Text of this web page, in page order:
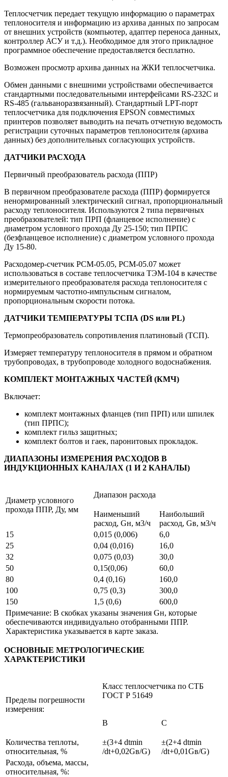
Теплосчетчик передает текущую информацию о параметрах
теплоносителя и информацию из архива данных по запросам
от внешних устройств (компьютер, адаптер переноса данных,
контроллер АСУ и т.д.). Необходимое для этого прикладное
программное обеспечение предоставляется бесплатно.
Возможен просмотр архива данных на ЖКИ теплосчетчика.
Обмен данными с внешними устройствами обеспечивается
стандартными последовательными интерфейсами RS-232С и
RS-485 (гальваноразвязанный). Стандартный LPT-порт
теплосчетчика для подключения EPSON совместимых
принтеров позволяет выводить на печать отчетную ведомость
регистрации суточных параметров теплоносителя (архива
данных) без дополнительных согласующих устройств.
ДАТЧИКИ РАСХОДА
Первичный преобразователь расхода (ППР)
В первичном преобразователе расхода (ППР) формируется
ненормированный электрический сигнал, пропорциональный
расходу теплоносителя. Используются 2 типа первичных
преобразователей: тип ПРП (фланцевое исполнение) с
диаметром условного прохода Ду 25-150; тип ПРПС
(безфланцевое исполнение) с диаметром условного прохода
Ду 15-80.
Расходомер-счетчик РСМ-05.05, РСМ-05.07 может
использоваться в составе теплосчетчика ТЭМ-104 в качестве
измерительного преобразователя расхода теплоносителя с
нормируемым частотно-импульсным сигналом,
пропорциональным скорости потока.
ДАТЧИКИ ТЕМПЕРАТУРЫ ТСПА (DS или PL)
Термопреобразователь сопротивления платиновый (ТСП).
Измеряет температуру теплоносителя в прямом и обратном
трубопроводах, в трубопроводе холодного водоснабжения.
КОМПЛЕКТ МОНТАЖНЫХ ЧАСТЕЙ (КМЧ)
Включает:
комплект монтажных фланцев (тип ПРП) или шпилек
(тип ПРПС);
комплект гильз защитных;
комплект болтов и гаек, паронитовых прокладок.
ДИАПАЗОНЫ ИЗМЕРЕНИЯ РАСХОДОВ В
ИНДУКЦИОННЫХ КАНАЛАХ (1 И 2 КАНАЛЫ)
Диаметр условного
прохода ППР, Ду, мм
Диапазон расхода
Наименьший
расход, Gн, м3/ч
Наибольший
расход, Gв, м3/ч
15
0,015 (0,006)
6,0
25
0,04 (0,016)
16,0
32
0,075 (0,03)
30,0
50
0,15(0,06)
60,0
80
0,4 (0,16)
160,0
100
0,75 (0,3)
300,0
150
1,5 (0,6)
600,0
Примечание: В скобках указаны значения Gн, которые
обеспечиваются индивидуально отобранными ППР.
Характеристика указывается в карте заказа.
ОСНОВНЫЕ МЕТРОЛОГИЧЕСКИЕ
ХАРАКТЕРИСТИКИ
Пределы погрешности
измерения:
Класс теплосчетчика по СТБ
ГОСТ Р 51649
В С
Количества теплоты,
относительная, %
±(3+4 dtmin
/dt+0,02Gв/G)
±(2+4 dtmin
/dt+0,01Gв/G)
Расхода, объема, массы,
относительная, %: